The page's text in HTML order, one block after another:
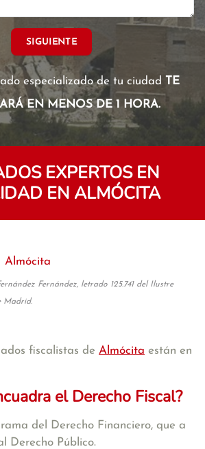
SIGUIENTE
especializado de tu ciudad TE
EN MENOS DE 1 HORA.
EXPERTOS EN
EN ALMÓCITA
Almócita
Fernández, letrado 125.741 del Ilustre
Madrid.
fiscalistas de Almócita están en
el Derecho Fiscal?
del Derecho Financiero, que a
Derecho Público.